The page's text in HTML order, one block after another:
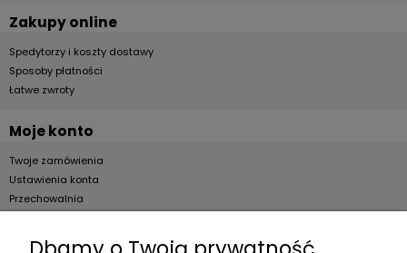
Zakupy online
Spedytorzy i koszty dostawy
Sposoby płatności
Łatwe zwroty
Moje konto
Twoje zamówienia
Ustawienia konta
Przechowalnia
Dla firm